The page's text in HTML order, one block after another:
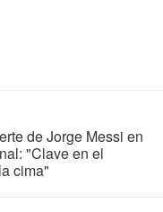
de Jorge Messi en
"Clave en el
cima"